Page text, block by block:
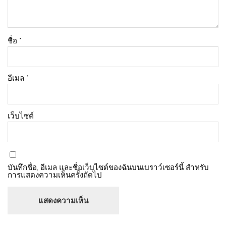
ชื่อ *
อีเมล *
เว็บไซต์
บันทึกชื่อ, อีเมล และชื่อเว็บไซต์ของฉันบนเบราว์เซอร์นี้ สำหรับ
การแสดงความเห็นครั้งถัดไป